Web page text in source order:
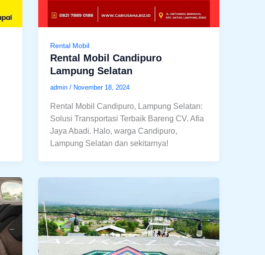
Rental Mobil
Rental Mobil Candipuro
Lampung Selatan
admin / November 18, 2024
Rental Mobil Candipuro, Lampung Selatan:
Solusi Transportasi Terbaik Bareng CV. Afia
Jaya Abadi. Halo, warga Candipuro,
Lampung Selatan dan sekitarnya!